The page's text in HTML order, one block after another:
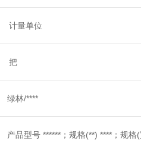
计量单位
把
绿林/****
产品型号 ******；规格(**) ****；规格